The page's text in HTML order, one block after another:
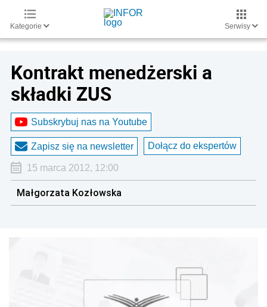
Kategorie Serwisy
Kontrakt menedżerski a
składki ZUS
Subskrybuj nas na Youtube
Zapisz się na newsletter Dołącz do ekspertów
15 marca 2012, 12:00
Małgorzata Kozłowska